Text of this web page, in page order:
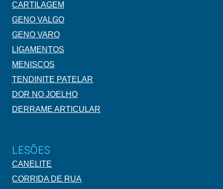
CARTILAGEM
GENO VALGO
GENO VARO
LIGAMENTOS
MENISCOS
TENDINITE PATELAR
DOR NO JOELHO
DERRAME ARTICULAR
LESÕES
CANELITE
CORRIDA DE RUA